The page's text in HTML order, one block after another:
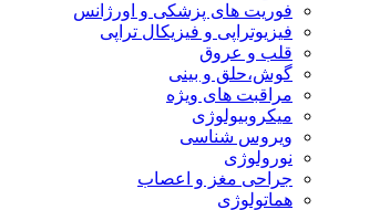
فوریت های پزشکی و اورژانس
فیزیوتراپی و فیزیکال تراپی
قلب و عروق
گوش،حلق و بینی
مراقبت های ویژه
میکروبیولوژی
ویروس شناسی
نورولوژی
جراحی مغز و اعصاب
هماتولوژی